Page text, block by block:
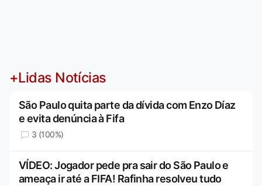
+Lidas Notícias
São Paulo quita parte da dívida com Enzo Díaz
e evita denúncia à Fifa
3 (100%)
VÍDEO: Jogador pede pra sair do São Paulo e
ameaça ir até a FIFA! Rafinha resolveu tudo